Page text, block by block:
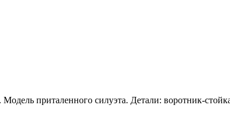
приталенного силуэта. Детали: воротник-